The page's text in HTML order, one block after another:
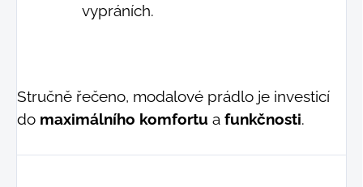
vypráních.
Stručně řečeno, modalové prádlo je investicí
do maximálního komfortu a funkčnosti.